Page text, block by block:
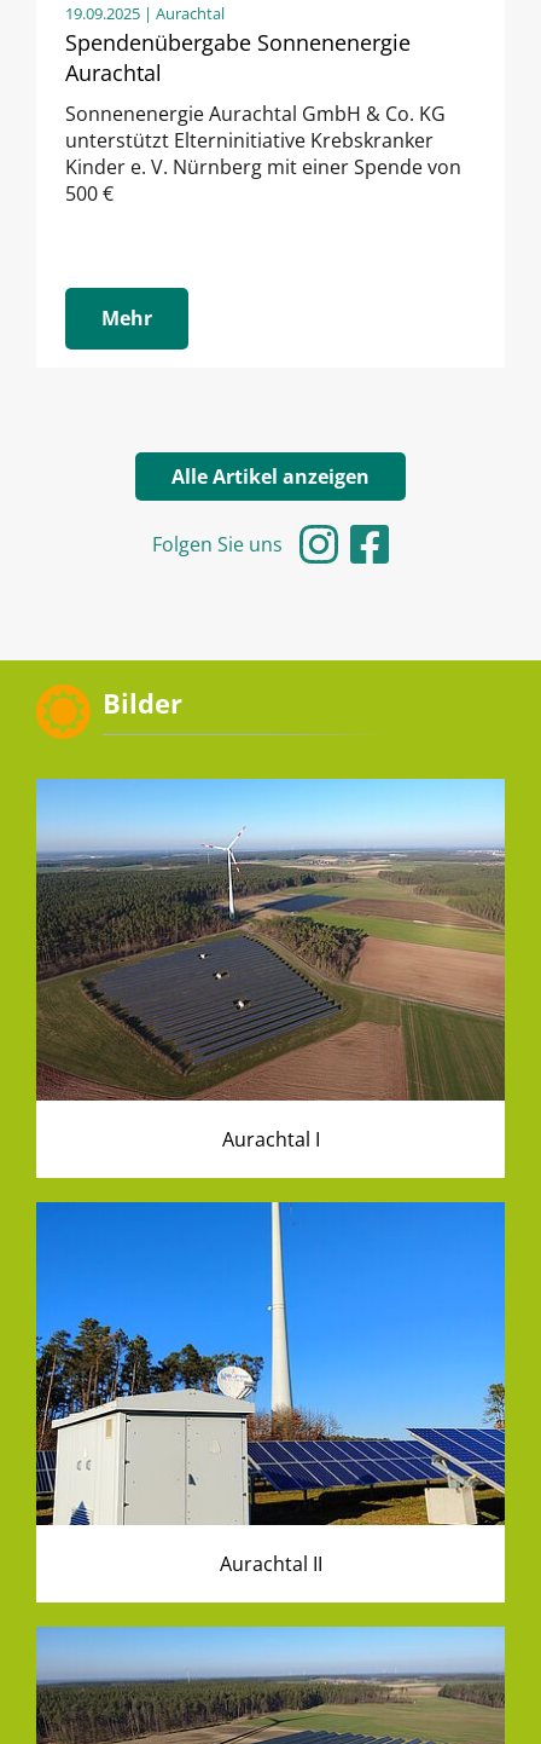
19.09.2025 | Aurachtal
Spendenübergabe Sonnenenergie
Aurachtal
Sonnenenergie Aurachtal GmbH & Co. KG
unterstützt Elterninitiative Krebskranker
Kinder e. V. Nürnberg mit einer Spende von
500 €
Mehr
Alle Artikel anzeigen
Folgen Sie uns
Bilder
Aurachtal I
Aurachtal II